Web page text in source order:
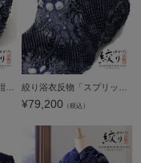
¥79,200 （税込）